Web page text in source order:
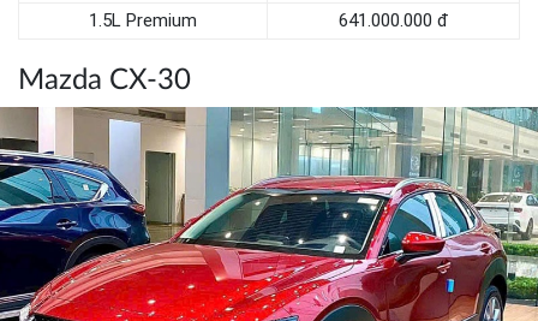
1.5L Premium
641.000.000 đ
Mazda CX-30